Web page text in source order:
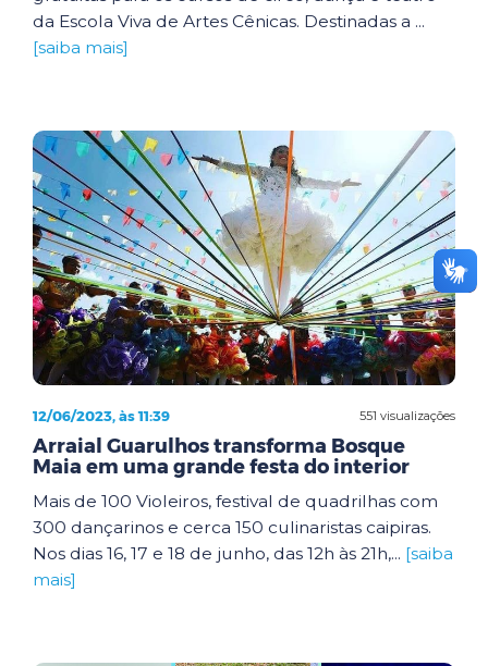
da Escola Viva de Artes Cênicas. Destinadas a ...
[saiba mais]
551 visualizações
12/06/2023, às 11:39
Arraial Guarulhos transforma Bosque
Maia em uma grande festa do interior
Mais de 100 Violeiros, festival de quadrilhas com
300 dançarinos e cerca 150 culinaristas caipiras.
Nos dias 16, 17 e 18 de junho, das 12h às 21h,... [saiba
mais]